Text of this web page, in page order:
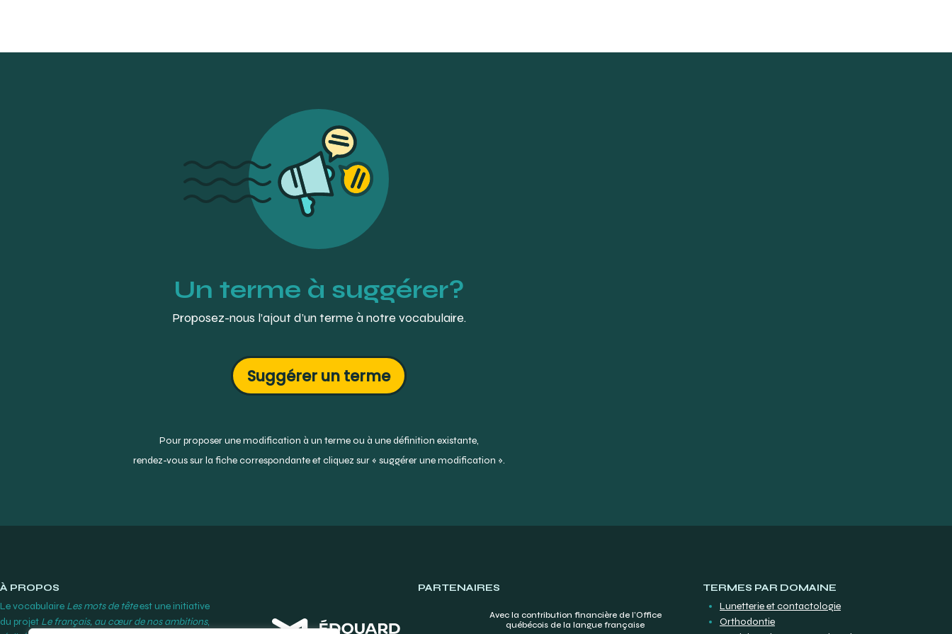
post-operatoires/
https://dukal.com/products/sterile-gauze-pad-4-x-4-12-ply-2?GroupID=PIM-103
Un terme à suggérer?
Proposez-nous l’ajout d’un terme à notre vocabulaire.
Suggérer un terme
Pour proposer une modification à un terme ou à une définition existante,
rendez-vous sur la fiche correspondante et cliquez sur « suggérer une modification ».
PARTENAIRES
Avec la contribution financière de l’Office
québécois de la langue française
À PROPOS
Le vocabulaire Les mots de têteest une initiative
du projet Le français, au cœur de nos ambitions,
TERMES PAR DOMAINE
Lunetterie et contactologie
Orthodontie